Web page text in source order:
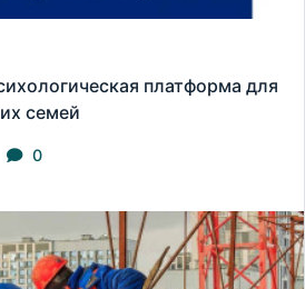
платформа для
семей
0